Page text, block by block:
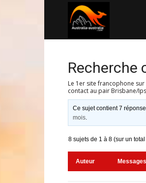
Recherche
Le 1er site francophone
contact au pair Brisbane/
Ce sujet contient 7
mois.
8 sujets de 1 à 8 (sur un
Auteur Messages